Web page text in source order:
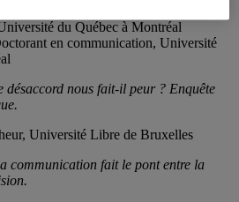
du Québec à Montréal
en communication, Université
désaccord nous fait-il peur ? Enquête
Université Libre de Bruxelles
communication fait le pont entre la